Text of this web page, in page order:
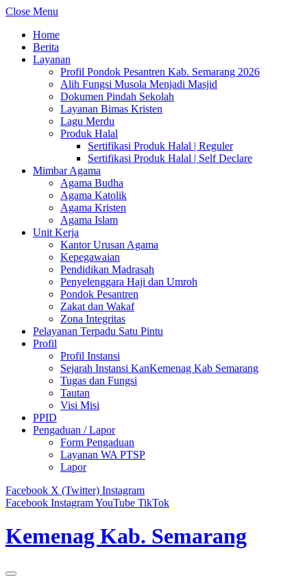
Close Menu
Home
Berita
Layanan
Profil Pondok Pesantren Kab. Semarang 2026
Alih Fungsi Musola Menjadi Masjid
Dokumen Pindah Sekolah
Layanan Bimas Kristen
Lagu Merdu
Produk Halal
Sertifikasi Produk Halal | Reguler
Sertifikasi Produk Halal | Self Declare
Mimbar Agama
Agama Budha
Agama Katolik
Agama Kristen
Agama Islam
Unit Kerja
Kantor Urusan Agama
Kepegawaian
Pendidikan Madrasah
Penyelenggara Haji dan Umroh
Pondok Pesantren
Zakat dan Wakaf
Zona Integritas
Pelayanan Terpadu Satu Pintu
Profil
Profil Instansi
Sejarah Instansi KanKemenag Kab Semarang
Tugas dan Fungsi
Tautan
Visi Misi
PPID
Pengaduan / Lapor
Form Pengaduan
Layanan WA PTSP
Lapor
Facebook X (Twitter) Instagram
Facebook InstagramYouTube TikTok
Kemenag Kab. Semarang